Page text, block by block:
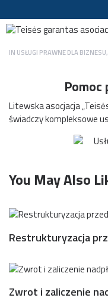
IN USŁUGI PRAWNE DLA BIZNESU,
Litewska asocjacja
świadczy kompleksowe
You May Also
Restrukturyzacja
Zwrot i zaliczenie